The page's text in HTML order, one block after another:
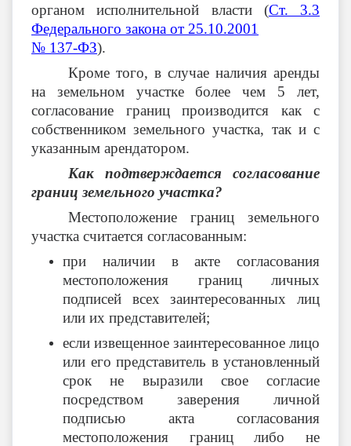
органом исполнительной власти (Ст. 3.3
Федерального закона от 25.10.2001
№ 137-ФЗ).
Кроме того, в случае наличия аренды
на земельном участке более чем 5 лет,
согласование границ производится как с
собственником земельного участка, так и с
указанным арендатором.
Как подтверждается согласование
границ земельного участка?
Местоположение границ земельного
участка считается согласованным:
при наличии в акте согласования
местоположения границ личных
подписей всех заинтересованных лиц
или их представителей;
если извещенное заинтересованное лицо
или его представитель в установленный
срок не выразили свое согласие
посредством заверения личной
подписью акта согласования
местоположения границ либо не